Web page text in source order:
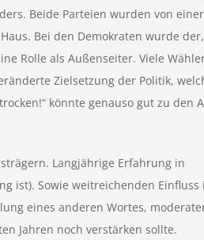
Beide Parteien wurden von
Bei den Demokraten wurde
Rolle als Außenseiter. Viele
Zielsetzung der Politik,
könnte genauso gut zu den
Langjährige Erfahrung in
ist). Sowie weitreichenden
eines anderen Wortes,
Jahren noch verstärken sollte.